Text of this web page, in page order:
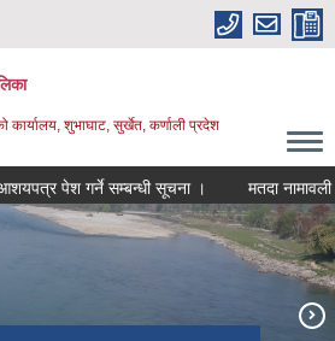
कार्यालय, शुभाघाट, सुर्खेत, कर्णाली प्रदेश
पेश गर्ने सम्बन्धी सूचना । मतदा नामावली